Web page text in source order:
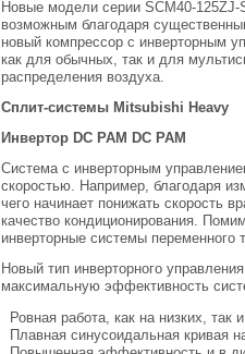
Новые модели серии SCM40-
возможным благодаря
новый компрессор с инверторным
как для обычных, так и для
распределения воздуха.
Сплит-системы Mitsubishi Heavy
Инвертор DC PAM DC PAM
Система с инверторным
скоростью. Например, благодаря
чего начинает понижать скорость
качество кондиционирования.
инверторные системы переменного
Новый тип инверторного
максимальную эффективность
Ровная работа, как на низких, так
Плавная синусоидальная кривая